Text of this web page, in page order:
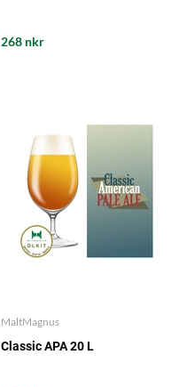
268 nkr
MaltMagnus
Classic APA 20 L